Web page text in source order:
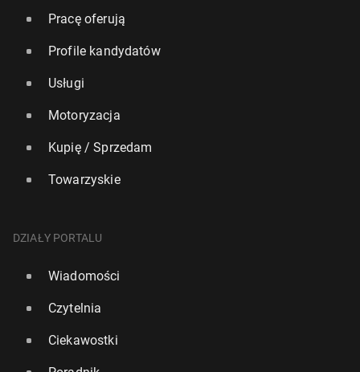
Pracę oferują
Profile kandydatów
Usługi
Motoryzacja
Kupię / Sprzedam
Towarzyskie
DZIAŁY PORTALU
Wiadomości
Czytelnia
Ciekawostki